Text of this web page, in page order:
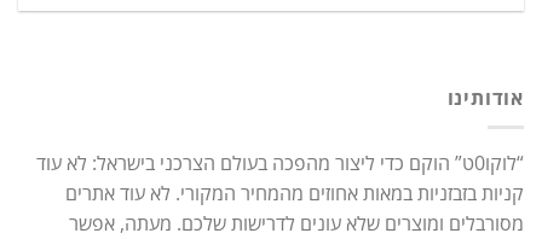
אודותינו
“לוקו0ט” הוקם כדי ליצור מהפכה בעולם הצרכני בישראל: לא עוד
קניות בזבזניות במאות אחוזים מהמחיר המקורי. לא עוד אתרים
מסורבלים ומוצרים שלא עונים לדרישות שלכם. מעתה, אפשר